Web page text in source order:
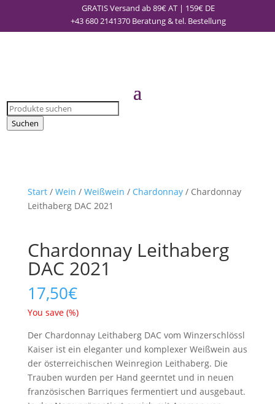
GRATIS Versand ab 89€ AT | 159€ DE
+43 680 2141370 Beratung & tel. Bestellung
Products
search
Suchen
Start/ Wein / Weißwein / Chardonnay/ Chardonnay
Leithaberg DAC 2021
Chardonnay Leithaberg
DAC 2021
17,50€
You save (%)
Der Chardonnay Leithaberg DAC vom Winzerschlössl
Kaiser ist ein eleganter und komplexer Weißwein aus
der österreichischen Weinregion Leithaberg. Die
Trauben wurden per Hand geerntet und in neuen
französischen Barriques fermentiert und ausgebaut.